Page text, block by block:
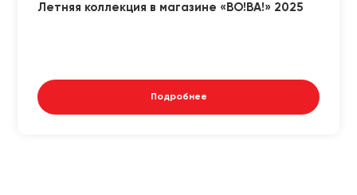
Летняя коллекция в магазине «ВО!ВА!» 2025
Подробнее